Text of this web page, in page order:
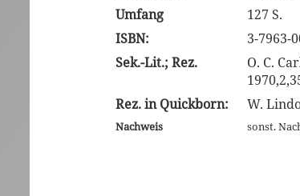
Umfang
127 S.
ISBN:
3-7963-
Sek.-Lit.; Rez.
O. C.
Rez. in Quickborn:
W.
Nachweis sonst.